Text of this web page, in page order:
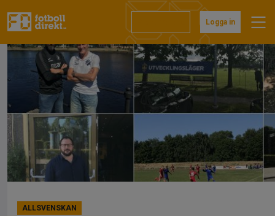
till
Logga in
ALLSVENSKAN